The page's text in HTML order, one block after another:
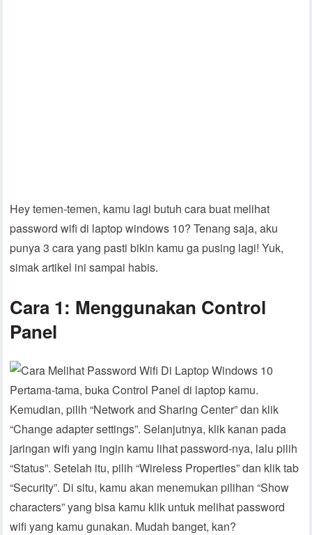
Hey temen-temen, kamu lagi butuh cara buat melihat
password wifi di laptop windows 10? Tenang saja, aku
punya 3 cara yang pasti bikin kamu ga pusing lagi! Yuk,
simak artikel ini sampai habis.
Cara 1: Menggunakan Control
Panel
Pertama-tama, buka Control Panel di laptop kamu.
Kemudian, pilih “Network and Sharing Center” dan klik
“Change adapter settings”. Selanjutnya, klik kanan pada
jaringan wifi yang ingin kamu lihat password-nya, lalu pilih
“Status”. Setelah itu, pilih “Wireless Properties” dan klik tab
“Security”. Di situ, kamu akan menemukan pilihan “Show
characters” yang bisa kamu klik untuk melihat password
wifi yang kamu gunakan. Mudah banget, kan?